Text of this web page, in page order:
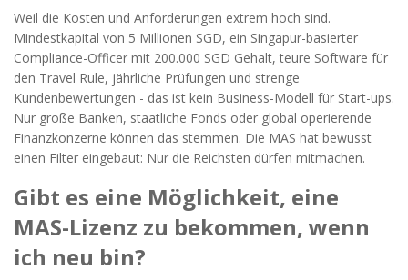
Weil die Kosten und Anforderungen extrem hoch sind.
Mindestkapital von 5 Millionen SGD, ein Singapur-basierter
Compliance-Officer mit 200.000 SGD Gehalt, teure Software für
den Travel Rule, jährliche Prüfungen und strenge
Kundenbewertungen - das ist kein Business-Modell für Start-ups.
Nur große Banken, staatliche Fonds oder global operierende
Finanzkonzerne können das stemmen. Die MAS hat bewusst
einen Filter eingebaut: Nur die Reichsten dürfen mitmachen.
Gibt es eine Möglichkeit, eine
MAS-Lizenz zu bekommen, wenn
ich neu bin?